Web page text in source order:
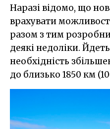
Наразі відомо, що
врахувати
разом з тим
деякі недоліки.
необхідність
до близько 1850 км